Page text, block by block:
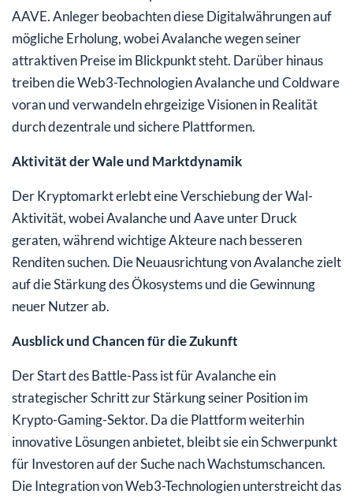
AAVE. Anleger beobachten diese Digitalwährungen auf
mögliche Erholung, wobei Avalanche wegen seiner
attraktiven Preise im Blickpunkt steht. Darüber hinaus
treiben die Web3-Technologien Avalanche und Coldware
voran und verwandeln ehrgeizige Visionen in Realität
durch dezentrale und sichere Plattformen.
Aktivität der Wale und Marktdynamik
Der Kryptomarkt erlebt eine Verschiebung der Wal-
Aktivität, wobei Avalanche und Aave unter Druck
geraten, während wichtige Akteure nach besseren
Renditen suchen. Die Neuausrichtung von Avalanche zielt
auf die Stärkung des Ökosystems und die Gewinnung
neuer Nutzer ab.
Ausblick und Chancen für die Zukunft
Der Start des Battle-Pass ist für Avalanche ein
strategischer Schritt zur Stärkung seiner Position im
Krypto-Gaming-Sektor. Da die Plattform weiterhin
innovative Lösungen anbietet, bleibt sie ein Schwerpunkt
für Investoren auf der Suche nach Wachstumschancen.
Die Integration von Web3-Technologien unterstreicht das